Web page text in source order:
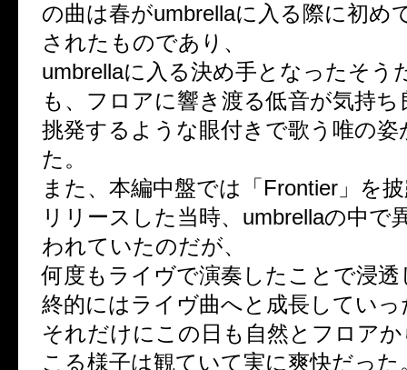
の曲は春がumbrellaに入る際に初め
されたものであり、
umbrellaに入る決め手となったそう
も、フロアに響き渡る低音が気持ち
挑発するような眼付きで歌う唯の姿
た。
また、本編中盤では「Frontier」を
リリースした当時、umbrellaの中で
われていたのだが、
何度もライヴで演奏したことで浸
終的にはライヴ曲へと成長していっ
それだけにこの日も自然とフロア
こる様子は観ていて実に爽快だった